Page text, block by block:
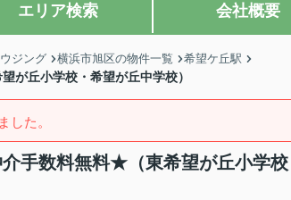
エリア検索 会社概要
ジング 横浜市旭区の物件一覧 希望ケ丘駅
が丘小学校・希望が丘中学校）
した。
手数料無料★（東希望が丘小学